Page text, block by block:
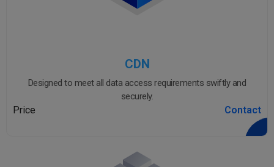
CDN
Designed to meet all data access requirements swiftly and
securely.
Price Contact